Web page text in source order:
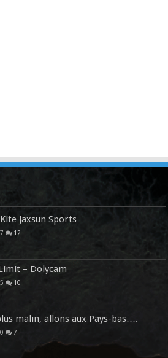
Jaxsun Sports
12
– Dolycam
10
malin, allons aux Pays-bas….
7